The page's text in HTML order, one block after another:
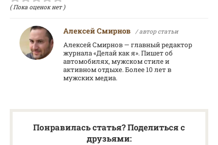
( Пока оценок нет )
Алексей Смирнов / автор статьи
Алексей Смирнов — главный редактор
журнала «Делай как я». Пишет об
автомобилях, мужском стиле и
активном отдыхе. Более 10 лет в
мужских медиа.
Понравилась статья? Поделиться с
друзьями: